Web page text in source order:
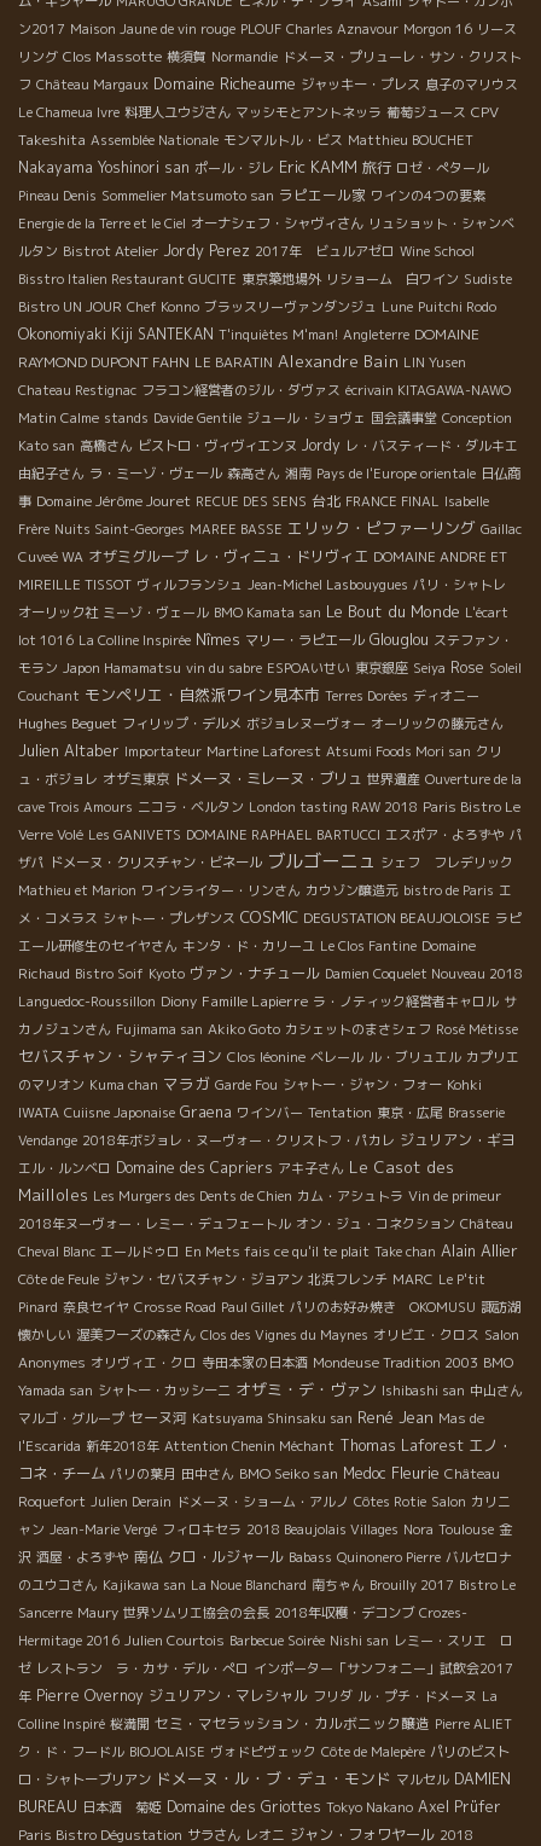
ン2017 Maison Jaune de vin rouge PLOUF Charles Aznavour Morgon 16 リース
リング Clos Massotte 横須賀 Normandie ドメーヌ・プリューレ・サン・クリスト
フ Château Margaux Domaine Richeaume ジャッキー・プレス 息子のマリウス
Le Chameua Ivre 料理人ユウジさん マッシモとアントネッラ 葡萄ジュース CPV
Takeshita Assemblée Nationale モンマルトル・ビス Matthieu BOUCHET
Nakayama Yoshinori san ポール・ジレ Eric KAMM 旅行 ロゼ・ぺタール
Pineau Denis Sommelier Matsumoto san ラピエール家 ワインの4つの要素
Energie de la Terre et le Ciel オーナシェフ・シャヴィさん リュショット・シャンベ
ルタン Bistrot Atelier Jordy Perez 2017年 ビュルアゼロ Wine School
Bisstro Italien Restaurant GUCITE 東京築地場外 リショーム 白ワイン Sudiste
Bistro UN JOUR Chef Konno ブラッスリーヴァンダンジュ Lune Puitchi Rodo
Okonomiyaki Kiji SANTEKAN T'inquiètes M'man! Angleterre DOMAINE
RAYMOND DUPONT FAHN LE BARATIN Alexandre Bain LIN Yusen
Chateau Restignac フラコン経営者のジル・ダヴァス écrivain KITAGAWA-NAWO
Matin Calme stands Davide Gentile ジュール・ショヴェ 国会議事堂 Conception
Kato san 高橋さん ビストロ・ヴィヴィエンヌ Jordy レ・バスティード・ダルキエ
由紀子さん ラ・ミーゾ・ヴェール 森高さん 湘南 Pays de l'Europe orientale 日仏商
事 Domaine Jérôme Jouret RECUE DES SENS 台北 FRANCE FINAL Isabelle
Frère Nuits Saint-Georges MAREE BASSE エリック・ピファーリング Gaillac
Cuveé WA オザミグループ レ・ヴィニュ・ドリヴィエ DOMAINE ANDRE ET
MIREILLE TISSOT ヴィルフランシュ Jean-Michel Lasbouygues パリ・シャトレ
オーリック社 ミーゾ・ヴェール BMO Kamata san Le Bout du Monde L'écart
lot 1016 La Colline Inspirée Nîmes マリー・ラピエール Glouglou ステファン・
モラン Japon Hamamatsu vin du sabre ESPOAいせい 東京銀座 Seiya Rose Soleil
Couchant モンペリエ・自然派ワイン見本市 Terres Dorées ディオニー
Hughes Beguet フィリップ・デルメ ボジョレヌーヴォー オーリックの藤元さん
Julien Altaber Importateur Martine Laforest Atsumi Foods Mori san クリ
ュ・ボジョレ オザミ東京 ドメーヌ・ミレーヌ・ブリュ 世界遺産 Ouverture de la
cave Trois Amours ニコラ・ベルタン London tasting RAW 2018 Paris Bistro Le
Verre Volé Les GANIVETS DOMAINE RAPHAEL BARTUCCI エスポア・よろずや パ
ザパ ドメーヌ・クリスチャン・ビネール ブルゴーニュ シェフ フレデリック
Mathieu et Marion ワインライター・リンさん カウゾン醸造元 bistro de Paris エ
メ・コメラス シャトー・プレザンス COSMIC DEGUSTATION BEAUJOLOISE ラピ
エール研修生のセイヤさん キンタ・ド・カリーユ Le Clos Fantine Domaine
Richaud Bistro Soif Kyoto ヴァン・ナチュール Damien Coquelet Nouveau 2018
Languedoc-Roussillon Diony Famille Lapierre ラ・ノティック経営者キャロル サ
カノジュンさん Fujimama san Akiko Goto カシェットのまさシェフ Rosé Métisse
セバスチャン・シャティヨン Clos léonine ベレール ル・ブリュエル カプリエ
のマリオン Kuma chan マラガ Garde Fou シャトー・ジャン・フォー Kohki
IWATA Cuiisne Japonaise Graena ワインバー Tentation 東京・広尾 Brasserie
Vendange 2018年ボジョレ・ヌーヴォー・クリストフ・パカレ ジュリアン・ギヨ
エル・ルンベロ Domaine des Capriers アキ子さん Le Casot des
Mailloles Les Murgers des Dents de Chien カム・アシュトラ Vin de primeur
2018年ヌーヴォー・レミー・デュフェートル オン・ジュ・コネクション Château
Cheval Blanc エールドゥロ En Mets fais ce qu'il te plait Take chan Alain Allier
Côte de Feule ジャン・セバスチャン・ジョアン 北浜フレンチ MARC Le P'tit
Pinard 奈良セイヤ Crosse Road Paul Gillet パリのお好み焼き OKOMUSU 諏訪湖
懐かしい 渥美フーズの森さん Clos des Vignes du Maynes オリビエ・クロス Salon
Anonymes オリヴィエ・クロ 寺田本家の日本酒 Mondeuse Tradition 2003 BMO
Yamada san シャトー・カッシーニ オザミ・デ・ヴァン Ishibashi san 中山さん
マルゴ・グループ セーヌ河 Katsuyama Shinsaku san René Jean Mas de
l'Escarida 新年2018年 Attention Chenin Méchant Thomas Laforest エノ・
コネ・チーム パリの葉月 田中さん BMO Seiko san Medoc Fleurie Château
Roquefort Julien Derain ドメーヌ・ショーム・アルノ Côtes Rotie Salon カリニ
ャン Jean-Marie Vergé フィロキセラ 2018 Beaujolais Villages Nora Toulouse 金
沢 酒屋・よろずや 南仏 クロ・ルジャール Babass Quinonero Pierre バルセロナ
のユウコさん Kajikawa san La Noue Blanchard 南ちゃん Brouilly 2017 Bistro Le
Sancerre Maury 世界ソムリエ協会の会長 2018年収穫・デコンブ Crozes-
Hermitage 2016 Julien Courtois Barbecue Soirée Nishi san レミー・スリエ ロ
ゼ レストラン ラ・カサ・デル・ぺロ インポーター「サンフォニー」試飲会2017
年 Pierre Overnoy ジュリアン・マレシャル フリダ ル・プチ・ドメーヌ La
Colline Inspiré 桜満開 セミ・マセラッション・カルボニック醸造 Pierre ALIET
ク・ド・フードル BIOJOLAISE ヴォドピヴェック Côte de Malepère パリのビスト
ロ・シャトーブリアン ドメーヌ・ル・ブ・デュ・モンド マルセル DAMIEN
BUREAU 日本酒 菊姫 Domaine des Griottes Tokyo Nakano Axel Prüfer
Paris Bistro Dégustation サラさん レオニ ジャン・フォワヤール 2018